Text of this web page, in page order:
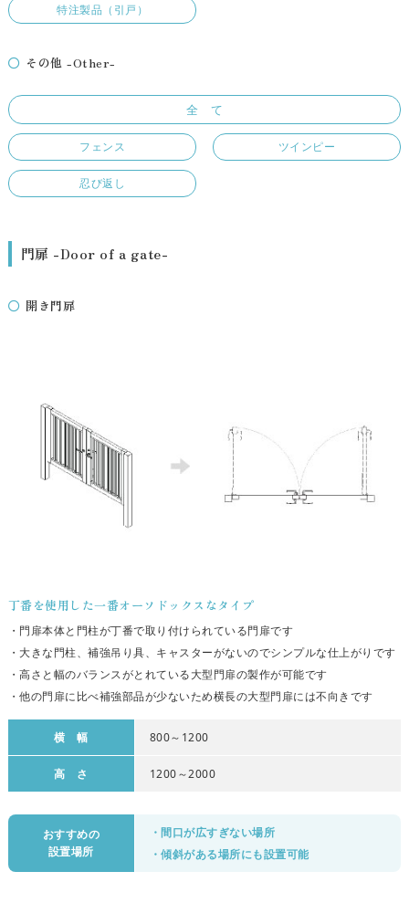
特注製品（引戸）
その他 -Other-
全 て
フェンス ツインピー
忍び返し
門扉 -Door of a gate-
開き門扉
丁番を使用した一番オーソドックスなタイプ
・門扉本体と門柱が丁番で取り付けられている門扉です
・大きな門柱、補強吊り具、キャスターがないのでシンプルな仕上がりです
・高さと幅のバランスがとれている大型門扉の製作が可能です
・他の門扉に比べ補強部品が少ないため横長の大型門扉には不向きです
横 幅 800～1200
高 さ 1200～2000
おすすめの
設置場所
・間口が広すぎない場所
・傾斜がある場所にも設置可能